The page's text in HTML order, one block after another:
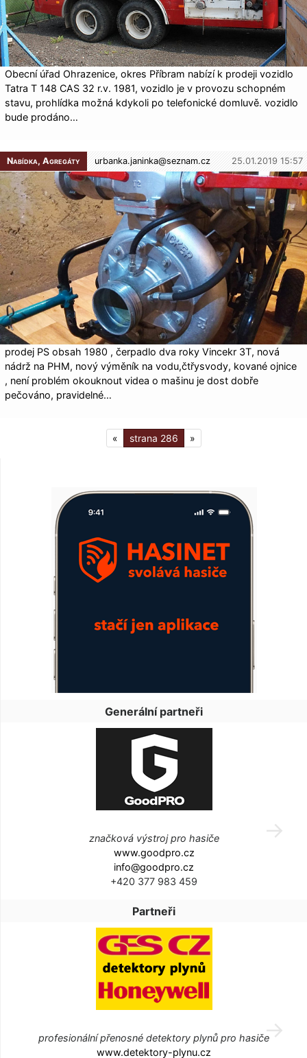
Obecní úřad Ohrazenice, okres Příbram nabízí k prodeji vozidlo
Tatra T 148 CAS 32 r.v. 1981, vozidlo je v provozu schopném
stavu, prohlídka možná kdykoli po telefonické domluvě. vozidlo
bude prodáno…
Nabídka, Agregáty urbanka.janinka@seznam.cz 25.01.2019 15:57
prodej PS obsah 1980 , čerpadlo dva roky Vincekr 3T, nová
nádrž na PHM, nový výměník na vodu,čtřysvody, kované ojnice
, není problém okouknout videa o mašinu je dost dobře
pečováno, pravidelné…
« 286 »
Generální partneři
značková výstroj pro hasiče
www.goodpro.cz
info@goodpro.cz
+420 377 983 459
Partneři
profesionální přenosné detektory plynů pro hasiče
www.detektory-plynu.cz